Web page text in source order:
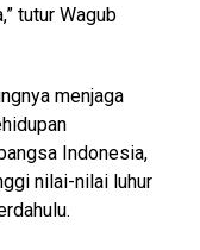
tutur Wagub
menjaga
Indonesia,
nilai-nilai luhur